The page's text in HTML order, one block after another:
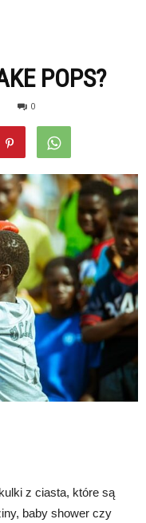
POPS?
0
z ciasta, które są
baby shower czy